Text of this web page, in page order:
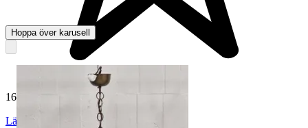
165 045 omdömen
Läs omdömen
Hoppa över karusell